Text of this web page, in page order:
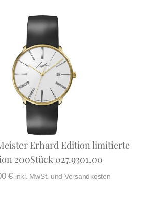
Erhard Edition limitierte
200Stück 027.9301.00
€ inkl. MwSt. und Versandkosten